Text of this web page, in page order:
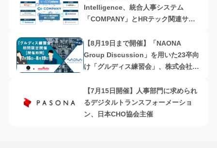
Intelligence、統合人事システム
「COMPANY」とHRテック関連サー
【8月19日まで開催】「NAONA
Group Discussion」を用いた23卒向
け「グルディス練習会」、株式会社
共催
【7月15日開催】人事部門に求められ
るデジタルトランスフォーメーショ
ン、日本CHO協会主催